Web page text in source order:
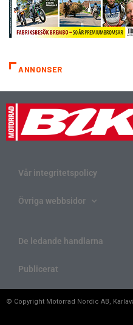
ANNONSER
Vår integritetspolicy
Övriga webbsidor
De ledande handlarna
Publicerat
© Copyright Motorrad Nordic AB,